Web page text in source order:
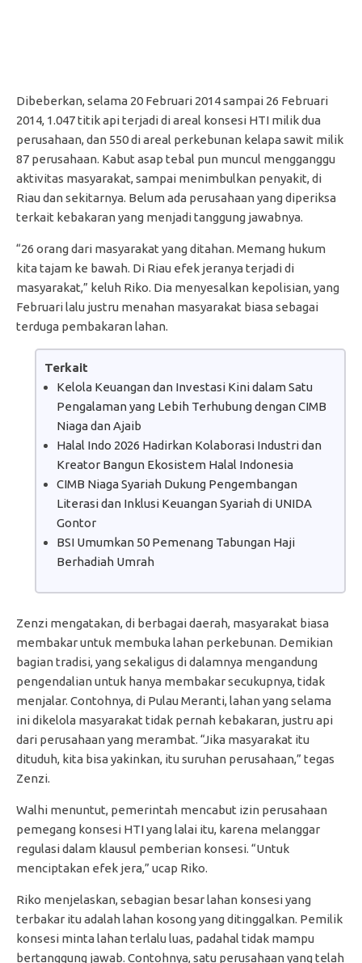
Dibeberkan, selama 20 Februari 2014 sampai 26 Februari
2014, 1.047 titik api terjadi di areal konsesi HTI milik dua
perusahaan, dan 550 di areal perkebunan kelapa sawit milik
87 perusahaan. Kabut asap tebal pun muncul mengganggu
aktivitas masyarakat, sampai menimbulkan penyakit, di
Riau dan sekitarnya. Belum ada perusahaan yang diperiksa
terkait kebakaran yang menjadi tanggung jawabnya.
“26 orang dari masyarakat yang ditahan. Memang hukum
kita tajam ke bawah. Di Riau efek jeranya terjadi di
masyarakat,” keluh Riko. Dia menyesalkan kepolisian, yang
Februari lalu justru menahan masyarakat biasa sebagai
terduga pembakaran lahan.
Terkait
Kelola Keuangan dan Investasi Kini dalam Satu
Pengalaman yang Lebih Terhubung dengan CIMB
Niaga dan Ajaib
Halal Indo 2026 Hadirkan Kolaborasi Industri dan
Kreator Bangun Ekosistem Halal Indonesia
CIMB Niaga Syariah Dukung Pengembangan
Literasi dan Inklusi Keuangan Syariah di UNIDA
Gontor
BSI Umumkan 50 Pemenang Tabungan Haji
Berhadiah Umrah
Zenzi mengatakan, di berbagai daerah, masyarakat biasa
membakar untuk membuka lahan perkebunan. Demikian
bagian tradisi, yang sekaligus di dalamnya mengandung
pengendalian untuk hanya membakar secukupnya, tidak
menjalar. Contohnya, di Pulau Meranti, lahan yang selama
ini dikelola masyarakat tidak pernah kebakaran, justru api
dari perusahaan yang merambat. “Jika masyarakat itu
dituduh, kita bisa yakinkan, itu suruhan perusahaan,” tegas
Zenzi.
Walhi menuntut, pemerintah mencabut izin perusahaan
pemegang konsesi HTI yang lalai itu, karena melanggar
regulasi dalam klausul pemberian konsesi. “Untuk
menciptakan efek jera,” ucap Riko.
Riko menjelaskan, sebagian besar lahan konsesi yang
terbakar itu adalah lahan kosong yang ditinggalkan. Pemilik
konsesi minta lahan terlalu luas, padahal tidak mampu
bertanggung jawab. Contohnya, satu perusahaan yang telah